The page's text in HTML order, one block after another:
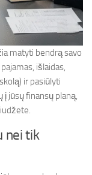
matyti bendrą savo
išlaidas,
ir pasiūlyti
jūsų finansų planą,
nei tik